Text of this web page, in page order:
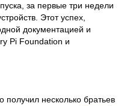
за первые три недели
Этот успех,
документацией и
Pi Foundation и
получил несколько братьев